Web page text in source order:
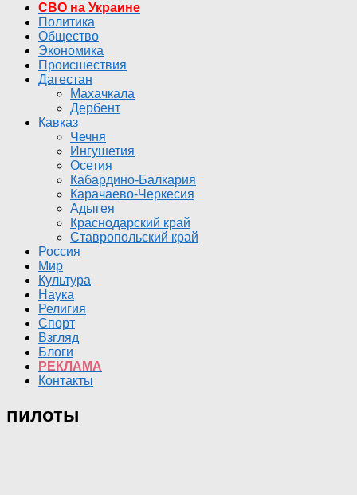
СВО на Украине
Политика
Общество
Экономика
Происшествия
Дагестан
Махачкала
Дербент
Кавказ
Чечня
Ингушетия
Осетия
Кабардино-Балкария
Карачаево-Черкесия
Адыгея
Краснодарский край
Ставропольский край
Россия
Мир
Культура
Наука
Религия
Спорт
Взгляд
Блоги
РЕКЛАМА
Контакты
пилоты